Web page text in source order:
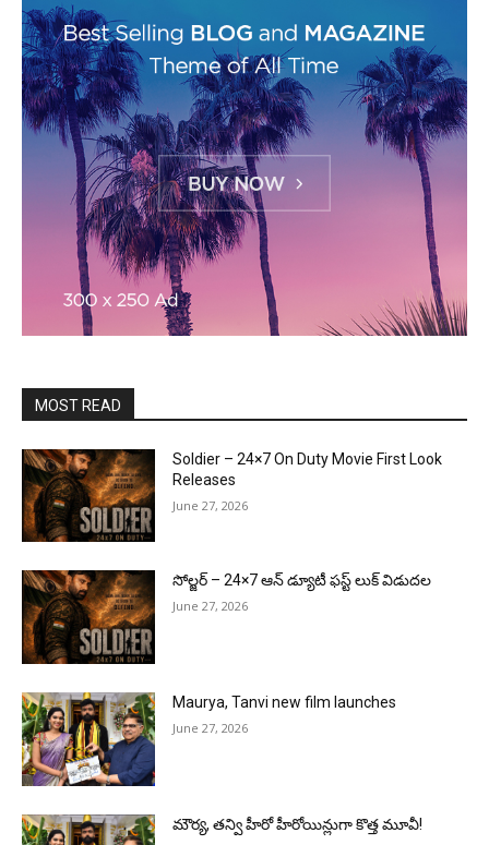
MOST READ
Soldier – 24×7 On Duty Movie First Look
Releases
June 27, 2026
సోల్జర్ – 24×7 ఆన్ డ్యూటీ ఫస్ట్ లుక్ విడుదల
June 27, 2026
Maurya, Tanvi new film launches
June 27, 2026
మౌర్య‌, త‌న్వి హీరో హీరోయిన్లుగా కొత్త మూవీ!